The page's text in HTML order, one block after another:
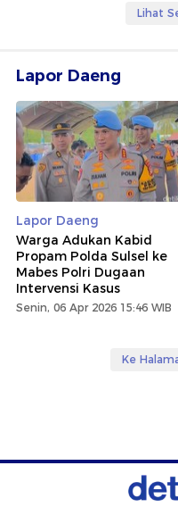
Lihat
Lapor Daeng
Lapor Daeng
Warga Adukan Kabid
Propam Polda Sulsel ke
Mabes Polri Dugaan
Intervensi Kasus
Senin, 06 Apr 2026 15:46 WIB
Ke